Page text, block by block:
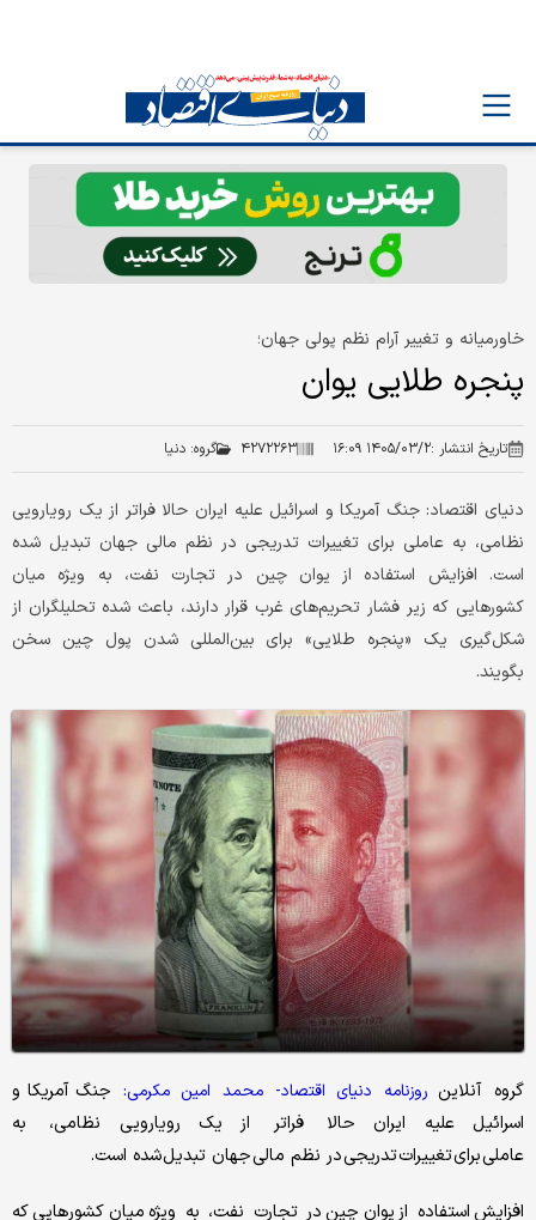
خاورمیانه و تغییر آرام نظم پولی جهان؛‌
پنجره طلایی یوان
تاریخ انتشار :۱۴۰۵/۰۳/۲ ۱۶:۰۹ ۴۲۷۲۲۶۳ گروه: دنیا
دنیای اقتصاد: جنگ آمریکا و اسرائیل علیه ایران حالا فراتر از یک رویارویی
نظامی، به عاملی برای تغییرات تدریجی در نظم مالی جهان تبدیل شده
است. افزایش استفاده از یوان چین در تجارت نفت، به‌ ویژه میان
کشورهایی که زیر فشار تحریم‌های غرب قرار دارند، باعث شده تحلیلگران از
شکل‌گیری یک «پنجره طلایی» برای بین‌المللی شدن پول چین سخن
بگویند.
گروه آنلاینروزنامه دنیای اقتصاد- محمد امین مکرمی: جنگ آمریکا و
اسرائیل علیه ایران حالا فراتر از یک رویارویی نظامی، به
عاملی برای تغییرات تدریجی در نظم مالی جهان تبدیل شده است.
افزایش استفاده از یوان چین در تجارت نفت، به‌ ویژه میان کشورهایی که